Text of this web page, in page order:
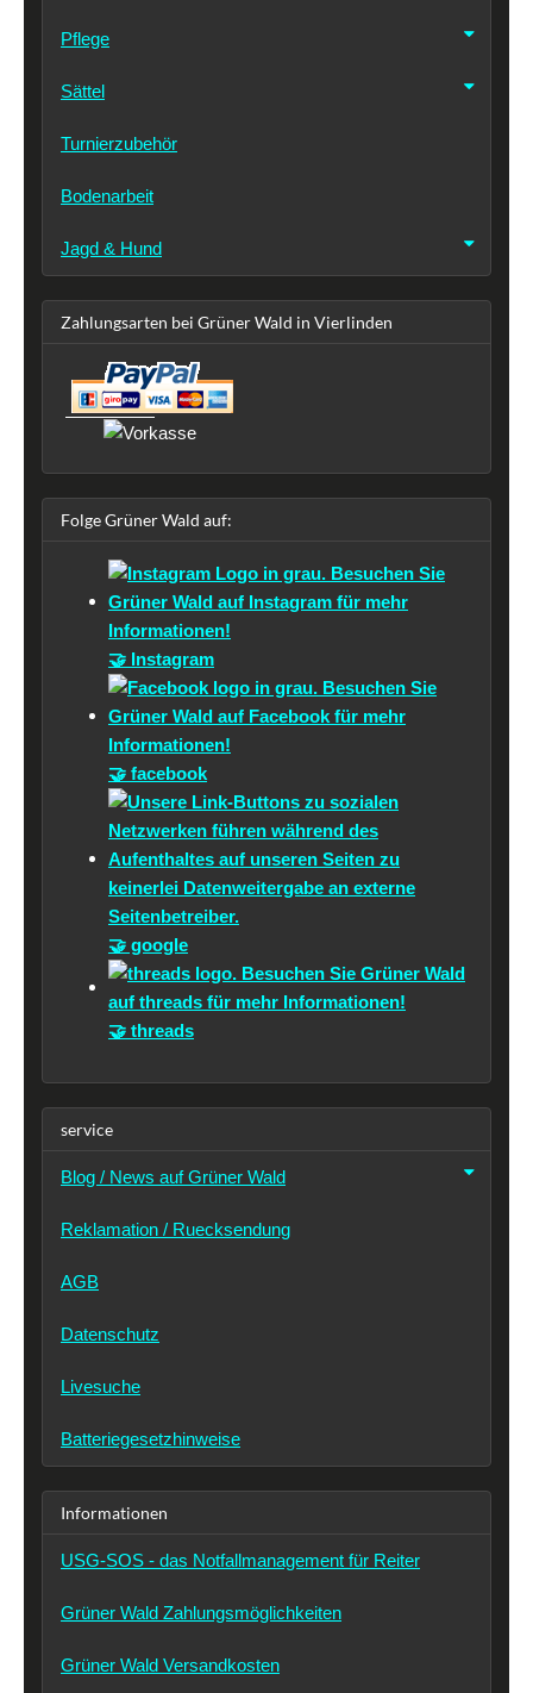
Pflege
Sättel
Turnierzubehör
Bodenarbeit
Jagd & Hund
Zahlungsarten bei Grüner Wald in Vierlinden
Folge Grüner Wald auf:
🤝 Instagram
🤝 facebook
🤝 google
🤝 threads
service
Blog / News auf Grüner Wald
Reklamation / Ruecksendung
AGB
Datenschutz
Livesuche
Batteriegesetzhinweise
Informationen
USG-SOS - das Notfallmanagement für Reiter
Grüner Wald Zahlungsmöglichkeiten
Grüner Wald Versandkosten